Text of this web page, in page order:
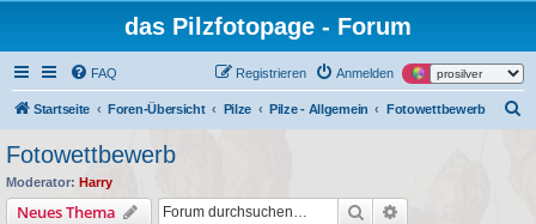
das Pilzfotopage - Forum
FAQ Anmelden
Registrieren
Startseite Foren-Übersicht Pilze Pilze - Allgemein Fotowettbewerb
Fotowettbewerb
Moderator: Harry
Neues Thema Suche